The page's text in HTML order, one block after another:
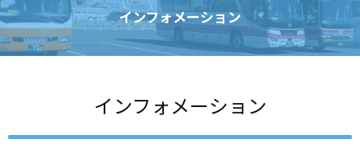
インフォメーション
インフォメーション